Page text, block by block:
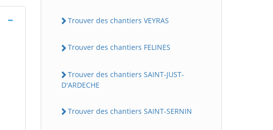
Trouver des chantiers VEYRAS
Trouver des chantiers FELINES
Trouver des chantiers SAINT-JUST-
D'ARDECHE
Trouver des chantiers SAINT-SERNIN